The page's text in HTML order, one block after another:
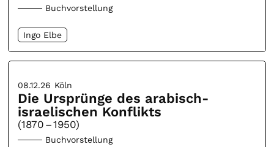
Buchvorstellung
Ingo Elbe
08.12.26 Köln
Die Ursprünge des arabisch-
israelischen Konflikts
(1870 – 1950)
Buchvorstellung